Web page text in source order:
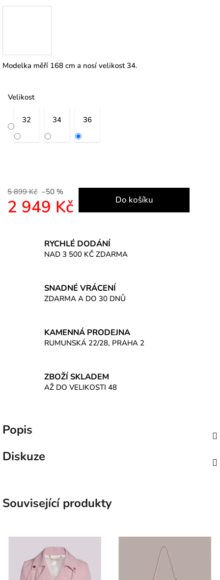
Modelka měří 168 cm a nosí velikost 34.
Velikost
32 34 36
5 899 Kč –50 %
2 949 Kč Do košíku
RYCHLÉ DODÁNÍ
NAD 3 500 KČ ZDARMA
SNADNÉ VRÁCENÍ
ZDARMA A DO 30 DNŮ
KAMENNÁ PRODEJNA
RUMUNSKÁ 22/28, PRAHA 2
ZBOŽÍ SKLADEM
AŽ DO VELIKOSTI 48
Popis
Diskuze
Související produkty